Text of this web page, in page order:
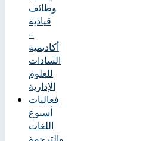
وظائف
قيادية
–
أكاديمية
السادات
للعلوم
الإدارية
فعاليات
أسبوع
اللغات